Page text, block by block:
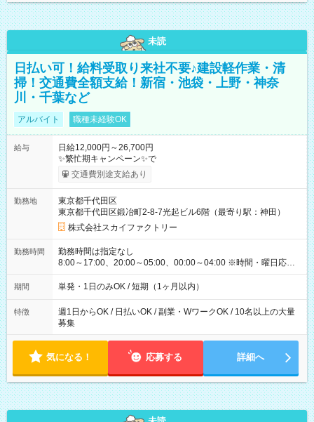
未読
日払い可！給料受取り来社不要♪建設軽作業・清
掃！交通費全額支給！新宿・池袋・上野・神奈
川・千葉など
アルバイト 職種未経験OK
給与
日給12,000円～26,700円
✨繁忙期キャンペーン✨で
交通費別途支給あり
勤務地
東京都千代田区
東京都千代田区鍛冶町2-8-7光起ビル6階（最寄り駅：神田）
株式会社スカイファクトリー
勤務時間
勤務時間は指定なし
8:00～17:00、20:00～05:00、00:00～04:00 ※時間・曜日応相
談 ※深夜・早朝帯もあり ※週1日、1日4ｈから勤務OK！ もち
ろん週5以上のレギュラーワークも☆ 平日のみ・土日のみも
期間 単発・1日のみOK / 短期（1ヶ月以内）
特徴
週1日からOK / 日払いOK / 副業・WワークOK / 10名以上の大量
募集
気になる！ 応募する 詳細へ